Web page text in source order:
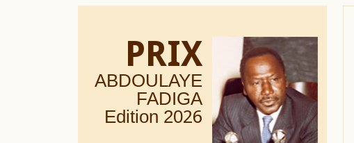
PRIX
ABDOULAYE
FADIGA
Edition 2026